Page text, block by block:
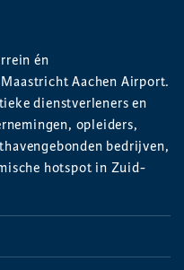
én
Aachen Airport.
dienstverleners en
opleiders,
bedrijven,
hotspot in Zuid-